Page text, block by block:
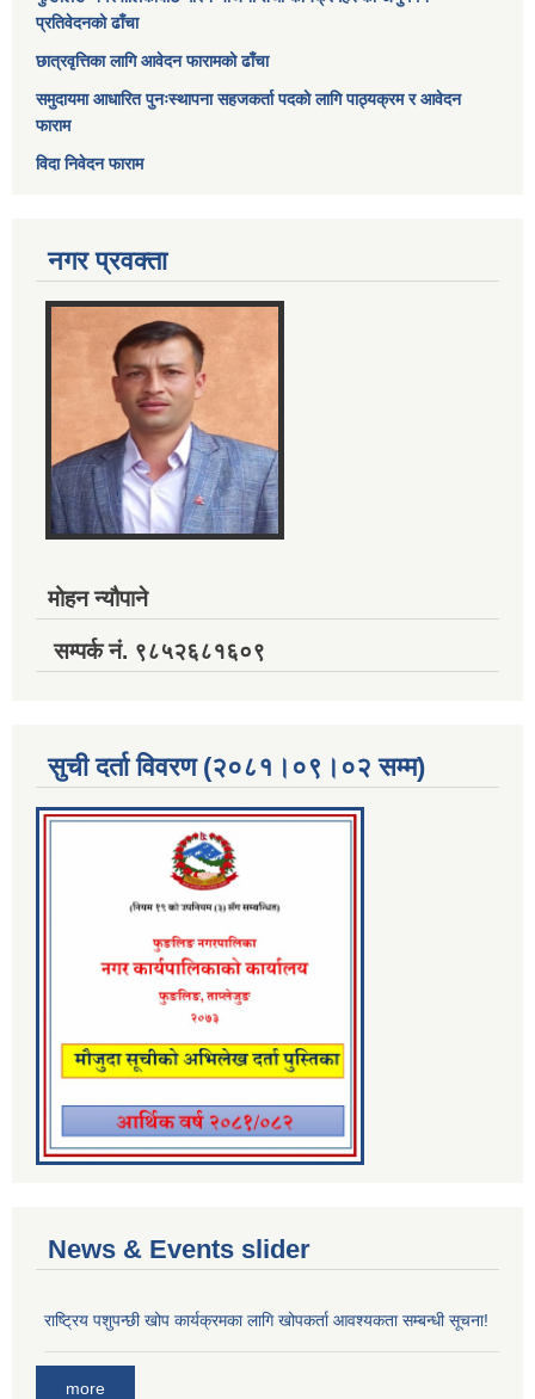
प्रतिवेदनको ढाँचा
छात्रवृत्तिका लागि आवेदन फारामको ढाँचा
समुदायमा आधारित पुनःस्थापना सहजकर्ता पदको लागि पाठ्यक्रम र आवेदन
फाराम
विदा निवेदन फाराम
नगर प्रवक्ता
मोहन न्यौपाने
सम्पर्क नं. ९८५२६८१६०९
सुची दर्ता विवरण (२०८१।०९।०२ सम्म)
News & Events slider
राष्ट्रिय पशुपन्छी खोप कार्यक्रमका लागि खोपकर्ता आवश्यकता सम्बन्धी सूचना!
more